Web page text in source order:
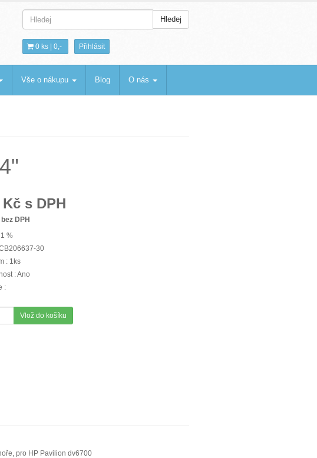
Hledej
0 ks | 0,- Přihlásit
Vše o nákupu Blog O nás
Kč s DPH
DPH
%
30
: 1ks
: Ano
:
Vlož do košíku
pro HP Pavilion dv6700